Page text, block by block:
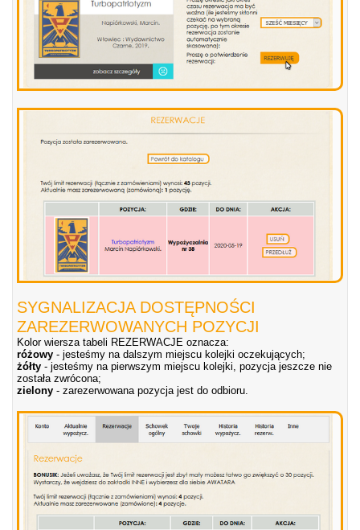
SYGNALIZACJA DOSTĘPNOŚCI
ZAREZERWOWANYCH POZYCJI
Kolor wiersza tabeli REZERWACJE oznacza:
różowy- jesteśmy na dalszym miejscu kolejki oczekujących;
żółty- jesteśmy na pierwszym miejscu kolejki, pozycja jeszcze nie
została zwrócona;
zielony- zarezerwowana pozycja jest do odbioru.